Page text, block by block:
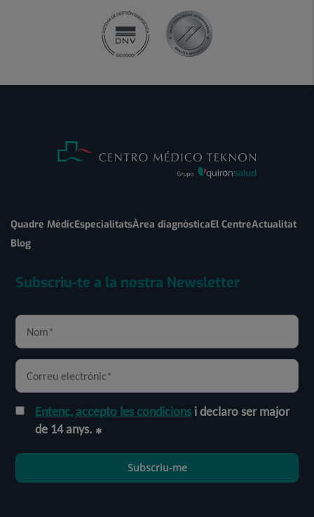
Quadre MèdicEspecialitatsÀrea diagnòsticaEl CentreActualitat
Blog
Subscriu-te a la nostra Newsletter
Entenc, accepto les condicions i declaro ser major
de 14 anys.
Subscriu-me